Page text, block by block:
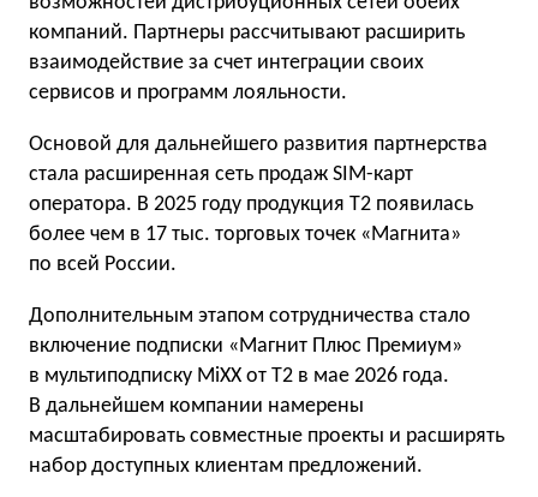
компаний. Партнеры рассчитывают расширить
взаимодействие за счет интеграции своих
сервисов и программ лояльности.
Основой для дальнейшего развития партнерства
стала расширенная сеть продаж SIM-карт
оператора. В 2025 году продукция T2 появилась
более чем в 17 тыс. торговых точек «Магнита»
по всей России.
Дополнительным этапом сотрудничества стало
включение подписки «Магнит Плюс Премиум»
в мультиподписку MiXX от T2 в мае 2026 года.
В дальнейшем компании намерены
масштабировать совместные проекты и расширять
набор доступных клиентам предложений.